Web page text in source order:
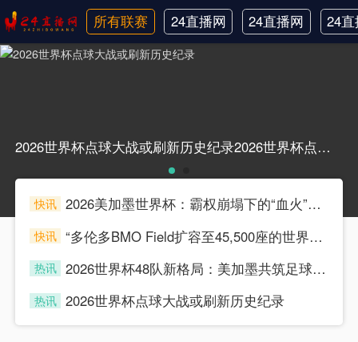
所有联赛
24直播网
日职联
24直播网
中甲
24
韩
2026世界杯点球大战或刷新历史纪录2026世界杯点球大战或刷新历史纪录
快讯
2026美加墨世界杯：霸权崩塌下的“血火”狂欢
快讯
“多伦多BMO Field扩容至45,500座的世界杯声场适配性仿真分析（2026）”
热讯
2026世界杯48队新格局：美加墨共筑足球盛宴，北美势力版图全面重构
热讯 2026世界杯点球大战或刷新历史纪录